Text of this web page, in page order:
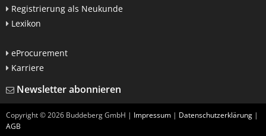
Registrierung als Neukunde
Lexikon
eProcurement
Karriere
Newsletter abonnieren
Copyright ©2026 Buddeberg GmbH | Impressum | Datenschutzerklärung |
AGB